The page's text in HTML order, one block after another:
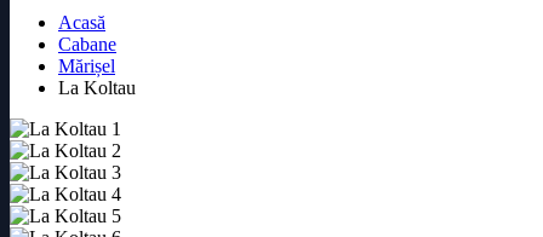
Acasă
Cabane
Mărișel
La Koltau